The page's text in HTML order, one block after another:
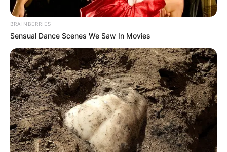
Why everything you thought you knew about water
might be wrong
CTA LOVE
Take A Look At Demi Moore's Most Iconic And
Provocative Roles
BRAINBERRIES
Sensual Dance Scenes We Saw In Movies